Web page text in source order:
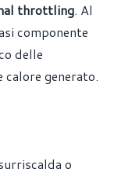
throttling. Al
componente
delle
generato.
o